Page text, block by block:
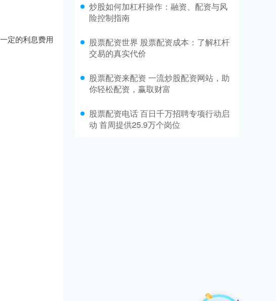
定的利息费用
炒股如何加杠杆操作：融资、配资与风
险控制指南
股票配资世界 股票配资成本：了解杠杆
交易的真实代价
股票配资来配资 一流炒股配资网站，助
你轻松配资，赢取财富
股票配资电话 百日千万招聘专项行动启
动 首周提供25.9万个岗位